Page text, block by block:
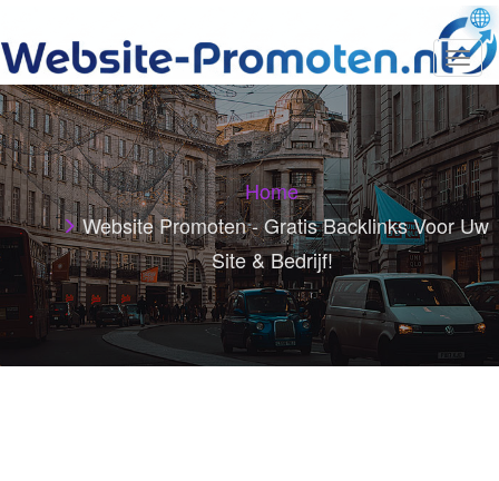
T
o
g
g
l
e
n
a
v
i
g
a
t
i
o
n
Home
Website Promoten - Gratis Backlinks Voor Uw
Site & Bedrijf!